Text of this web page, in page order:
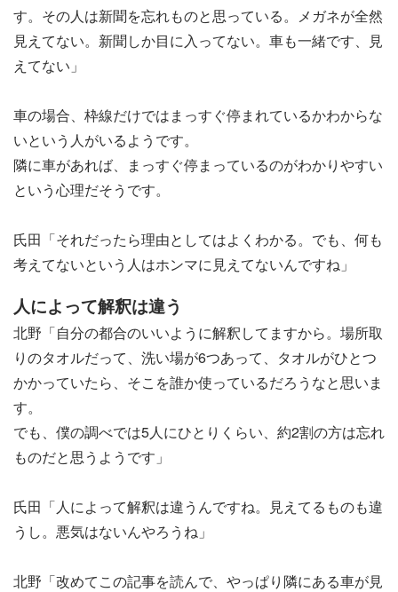
す。その人は新聞を忘れものと思っている。メガネが全然
見えてない。新聞しか目に入ってない。車も一緒です、見
えてない」
車の場合、枠線だけではまっすぐ停まれているかわからな
いという人がいるようです。
隣に車があれば、まっすぐ停まっているのがわかりやすい
という心理だそうです。
氏田「それだったら理由としてはよくわかる。でも、何も
考えてないという人はホンマに見えてないんですね」
人によって解釈は違う
北野「自分の都合のいいように解釈してますから。場所取
りのタオルだって、洗い場が6つあって、タオルがひとつ
かかっていたら、そこを誰か使っているだろうなと思いま
す。
でも、僕の調べでは5人にひとりくらい、約2割の方は忘れ
ものだと思うようです」
氏田「人によって解釈は違うんですね。見えてるものも違
うし。悪気はないんやろうね」
北野「改めてこの記事を読んで、やっぱり隣にある車が見